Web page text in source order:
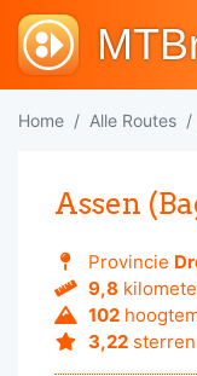
Home Alle Routes
Assen
Provincie
9,8
102
3,22sterren